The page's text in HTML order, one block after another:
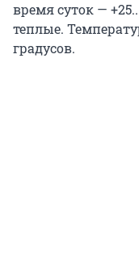
время суток —
теплые.
градусов.